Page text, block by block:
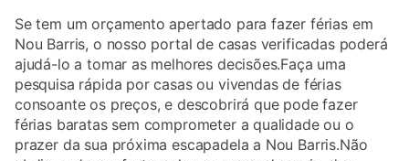
Se tem um orçamento apertado para fazer férias em
Nou Barris, o nosso portal de casas verificadas poderá
ajudá-lo a tomar as melhores decisões.Faça uma
pesquisa rápida por casas ou vivendas de férias
consoante os preços, e descobrirá que pode fazer
férias baratas sem comprometer a qualidade ou o
prazer da sua próxima escapadela a Nou Barris.Não